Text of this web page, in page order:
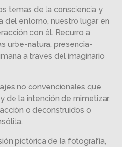
temas de la consciencia y
del entorno, nuestro lugar en
con él. Recurro a
urbe-natura, presencia-
a través del imaginario
no convencionales que
de la intención de mimetizar.
o deconstruidos o
pictórica de la fotografía,